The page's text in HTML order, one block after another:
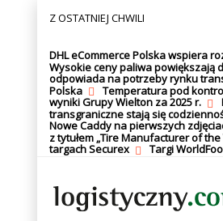
Z OSTATNIEJ CHWILI
DHL eCommerce Polska wspiera
Wysokie ceny paliwa powiększają
odpowiada na potrzeby rynku
Polska
Temperatura pod
wyniki Grupy Wielton za 2025 r.
transgraniczne stają się
Nowe Caddy na pierwszych
z tytułem „Tire Manufacturer of the
targach Securex
Targi